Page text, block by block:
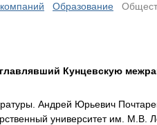
Образование
Кунцевскую
Андрей Юрьевич
университет им. М.В.